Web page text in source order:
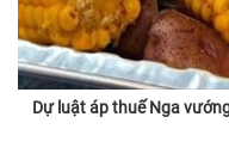
Dự luật áp thuế Nga